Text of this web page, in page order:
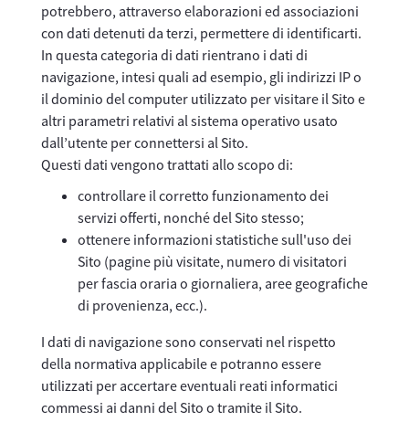
potrebbero, attraverso elaborazioni ed associazioni
con dati detenuti da terzi, permettere di identificarti.
In questa categoria di dati rientrano i dati di
navigazione, intesi quali ad esempio, gli indirizzi IP o
il dominio del computer utilizzato per visitare il Sito e
altri parametri relativi al sistema operativo usato
dall’utente per connettersi al Sito.
Questi dati vengono trattati allo scopo di:
controllare il corretto funzionamento dei
servizi offerti, nonché del Sito stesso;
ottenere informazioni statistiche sull'uso dei
Sito (pagine più visitate, numero di visitatori
per fascia oraria o giornaliera, aree geografiche
di provenienza, ecc.).
I dati di navigazione sono conservati nel rispetto
della normativa applicabile e potranno essere
utilizzati per accertare eventuali reati informatici
commessi ai danni del Sito o tramite il Sito.